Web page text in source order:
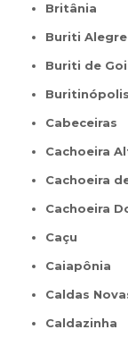
Britânia
Buriti Alegre
Buriti de
Buritinópolis
Cabeceiras
Cachoeira
Cachoeira
Cachoeira
Caçu
Caiapônia
Caldas
Caldazinha